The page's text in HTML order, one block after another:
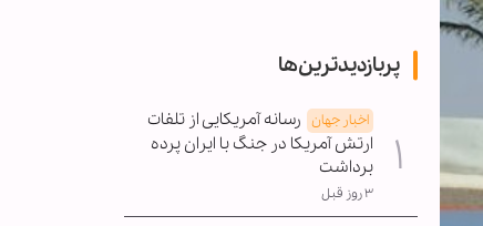
پربازدیدترین‌ها
اخبار جهان رسانه آمریکایی از تلفات
ارتش آمریکا در جنگ با ایران پرده
برداشت
۳ روز قبل